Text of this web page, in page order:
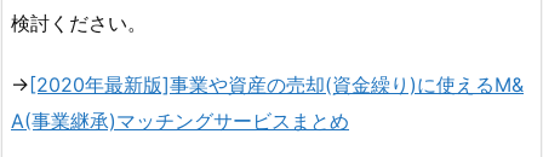
検討ください。
→[2020年最新版]事業や資産の売却(資金繰り)に使えるM&
A(事業継承)マッチングサービスまとめ